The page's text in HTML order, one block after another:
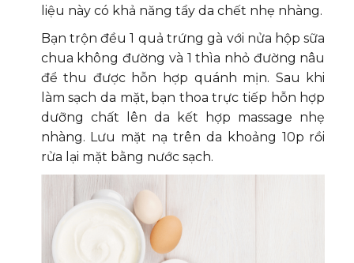
liệu này có khả năng tẩy da chết nhẹ nhàng.
Bạn trộn đều 1 quả trứng gà với nửa hộp sữa
chua không đường và 1 thìa nhỏ đường nâu
để thu được hỗn hợp quánh mịn. Sau khi
làm sạch da mặt, bạn thoa trực tiếp hỗn hợp
dưỡng chất lên da kết hợp massage nhẹ
nhàng. Lưu mặt nạ trên da khoảng 10p rồi
rửa lại mặt bằng nước sạch.